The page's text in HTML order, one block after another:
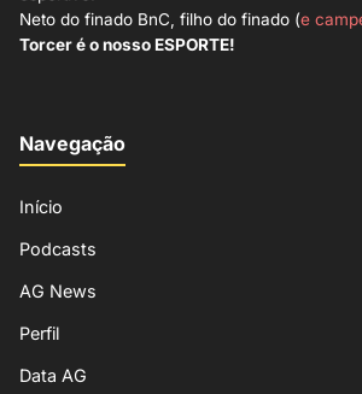
Neto do finado BnC, filho do finado (e
Torcer é o nosso ESPORTE!
Navegação
Início
Podcasts
AG News
Perfil
Data AG